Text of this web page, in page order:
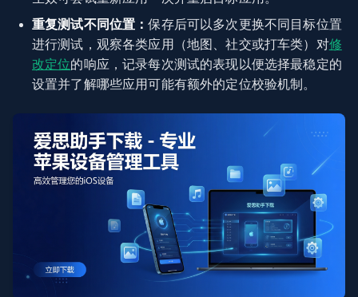
重复测试不同位置：保存后可以多次更换不同目标位置
进行测试，观察各类应用（地图、社交或打车类）对修
改定位的响应，记录每次测试的表现以便选择最稳定的
设置并了解哪些应用可能有额外的定位校验机制。